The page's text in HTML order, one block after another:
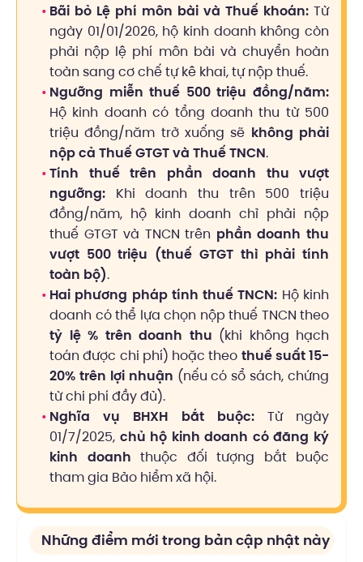
Bãi bỏ Lệ phí môn bài và Thuế khoán: Từ
ngày 01/01/2026, hộ kinh doanh không còn
phải nộp lệ phí môn bài và chuyển hoàn
toàn sang cơ chế tự kê khai, tự nộp thuế.
Ngưỡng miễn thuế 500 triệu đồng/năm:
Hộ kinh doanh có tổng doanh thu từ 500
triệu đồng/năm trở xuống sẽ không phải
nộp cả Thuế GTGT và Thuế TNCN.
Tính thuế trên phần doanh thu vượt
ngưỡng: Khi doanh thu trên 500 triệu
đồng/năm, hộ kinh doanh chỉ phải nộp
thuế GTGT và TNCN trên phần doanh thu
vượt 500 triệu (thuế GTGT thì phải tính
toàn bộ).
Hai phương pháp tính thuế TNCN: Hộ kinh
doanh có thể lựa chọn nộp thuế TNCN theo
tỷ lệ % trên doanh thu (khi không hạch
toán được chi phí) hoặc theo thuế suất 15-
20% trên lợi nhuận (nếu có sổ sách, chứng
từ chi phí đầy đủ).
Nghĩa vụ BHXH bắt buộc:Từ ngày
01/7/2025, chủ hộ kinh doanh có đăng ký
kinh doanh thuộc đối tượng bắt buộc
tham gia Bảo hiểm xã hội.
Những điểm mới trong bản cập nhật này